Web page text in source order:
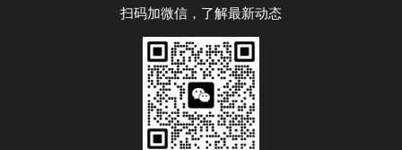
扫码加微信，了解最新动态